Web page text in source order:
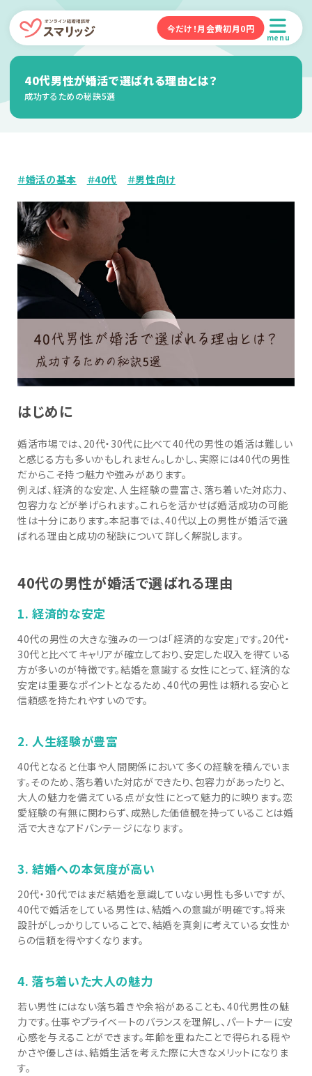
今だけ！月会費初月0円
menu
40代男性が婚活で選ばれる理由とは？
成功するための秘訣5選
＃婚活の基本 ＃40代 ＃男性向け
はじめに
婚活市場では、20代・30代に比べて40代の男性の婚活は難しい
と感じる方も多いかもしれません。しかし、実際には40代の男性
だからこそ持つ魅力や強みがあります。
例えば、経済的な安定、人生経験の豊富さ、落ち着いた対応力、
包容力などが挙げられます。これらを活かせば婚活成功の可能
性は十分にあります。本記事では、40代以上の男性が婚活で選
ばれる理由と成功の秘訣について詳しく解説します。
40代の男性が婚活で選ばれる理由
1. 経済的な安定
40代の男性の大きな強みの一つは「経済的な安定」です。20代・
30代と比べてキャリアが確立しており、安定した収入を得ている
方が多いのが特徴です。結婚を意識する女性にとって、経済的な
安定は重要なポイントとなるため、40代の男性は頼れる安心と
信頼感を持たれやすいのです。
2. 人生経験が豊富
40代となると仕事や人間関係において多くの経験を積んでいま
す。そのため、落ち着いた対応ができたり、包容力があったりと、
大人の魅力を備えている点が女性にとって魅力的に映ります。恋
愛経験の有無に関わらず、成熟した価値観を持っていることは婚
活で大きなアドバンテージになります。
3. 結婚への本気度が高い
20代・30代ではまだ結婚を意識していない男性も多いですが、
40代で婚活をしている男性は、結婚への意識が明確です。将来
設計がしっかりしていることで、結婚を真剣に考えている女性か
らの信頼を得やすくなります。
4. 落ち着いた大人の魅力
若い男性にはない落ち着きや余裕があることも、40代男性の魅
力です。仕事やプライベートのバランスを理解し、パートナーに安
心感を与えることができます。年齢を重ねたことで得られる穏や
かさや優しさは、結婚生活を考えた際に大きなメリットになりま
す。